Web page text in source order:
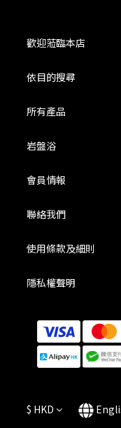
歡迎蒞臨本店
依目的搜尋
所有產品
岩盤浴
會員情報
聯絡我們
使用條款及細則
隱私權聲明
$ HKD